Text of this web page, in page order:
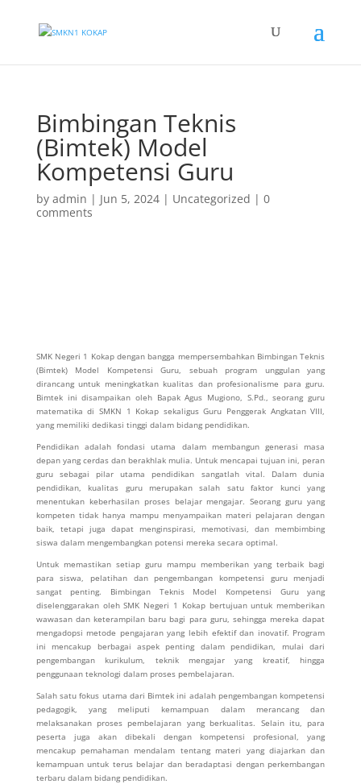
Bimbingan Teknis
(Bimtek) Model
Kompetensi Guru
by admin | Jun 5, 2024| Uncategorized | 0
comments
SMK Negeri 1 Kokap dengan bangga mempersembahkan Bimbingan Teknis
(Bimtek) Model Kompetensi Guru, sebuah program unggulan yang
dirancang untuk meningkatkan kualitas dan profesionalisme para guru.
Bimtek ini disampaikan oleh Bapak Agus Mugiono, S.Pd., seorang guru
matematika di SMKN 1 Kokap sekaligus Guru Penggerak Angkatan VIII,
yang memiliki dedikasi tinggi dalam bidang pendidikan.
Pendidikan adalah fondasi utama dalam membangun generasi masa
depan yang cerdas dan berakhlak mulia. Untuk mencapai tujuan ini, peran
guru sebagai pilar utama pendidikan sangatlah vital. Dalam dunia
pendidikan, kualitas guru merupakan salah satu faktor kunci yang
menentukan keberhasilan proses belajar mengajar. Seorang guru yang
kompeten tidak hanya mampu menyampaikan materi pelajaran dengan
baik, tetapi juga dapat menginspirasi, memotivasi, dan membimbing
siswa dalam mengembangkan potensi mereka secara optimal.
Untuk memastikan setiap guru mampu memberikan yang terbaik bagi
para siswa, pelatihan dan pengembangan kompetensi guru menjadi
sangat penting. Bimbingan Teknis Model Kompetensi Guru yang
diselenggarakan oleh SMK Negeri 1 Kokap bertujuan untuk memberikan
wawasan dan keterampilan baru bagi para guru, sehingga mereka dapat
mengadopsi metode pengajaran yang lebih efektif dan inovatif. Program
ini mencakup berbagai aspek penting dalam pendidikan, mulai dari
pengembangan kurikulum, teknik mengajar yang kreatif, hingga
penggunaan teknologi dalam proses pembelajaran.
Salah satu fokus utama dari Bimtek ini adalah pengembangan kompetensi
pedagogik, yang meliputi kemampuan dalam merancang dan
melaksanakan proses pembelajaran yang berkualitas. Selain itu, para
peserta juga akan dibekali dengan kompetensi profesional, yang
mencakup pemahaman mendalam tentang materi yang diajarkan dan
kemampuan untuk terus belajar dan beradaptasi dengan perkembangan
terbaru dalam bidang pendidikan.